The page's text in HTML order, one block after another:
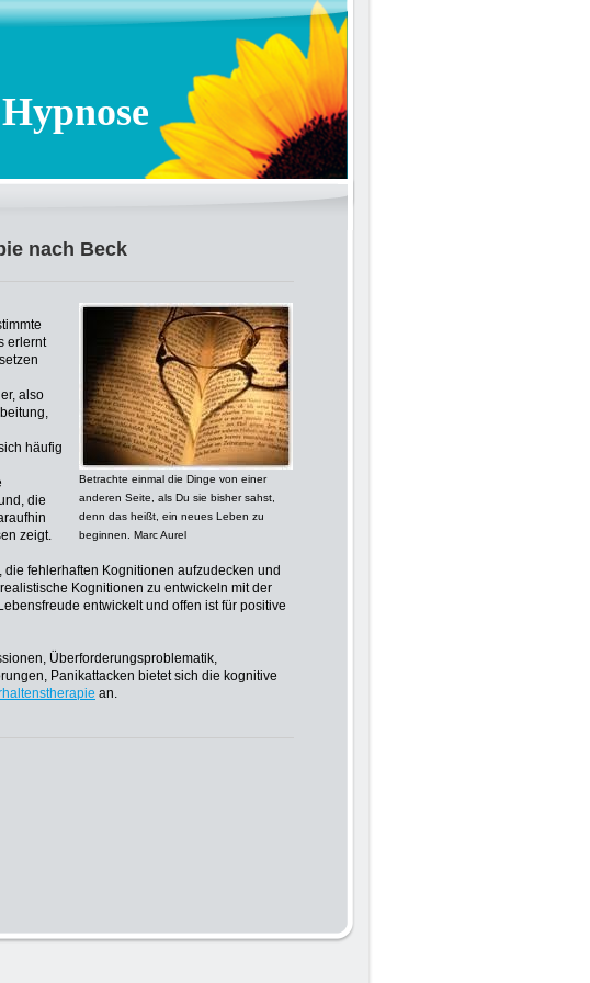
nach Beck
Betrachte einmal die Dinge von einer
anderen Seite, als Du sie bisher sahst,
denn das heißt, ein neues Leben zu
beginnen. Marc Aurel
erlernt
also
häufig
die
zeigt.
fehlerhaften Kognitionen aufzudecken und
Kognitionen zu entwickeln mit der
entwickelt und offen ist für positive
Überforderungsproblematik,
Panikattacken bietet sich die kognitive
an.